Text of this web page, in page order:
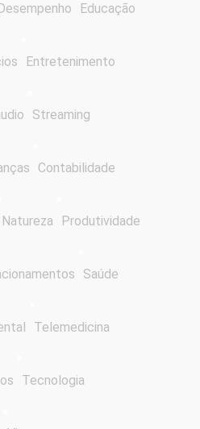
Desempenho Educação
Entretenimento
Streaming
Contabilidade
Natureza Produtividade
Saúde
Telemedicina
Tecnologia